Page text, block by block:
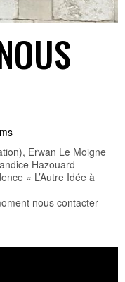
Erwan Le Moigne
Hazouard
« L’Autre Idée à
nous contacter